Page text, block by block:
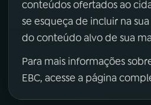
conteúdos ofertados ao
se esqueça de incluir na
do conteúdo alvo de sua
Para mais informações
EBC, acesse a página